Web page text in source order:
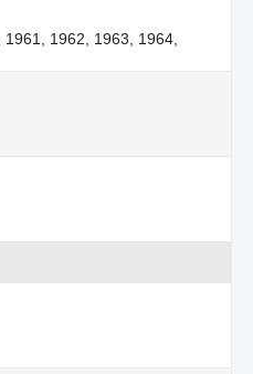
1962, 1963, 1964,